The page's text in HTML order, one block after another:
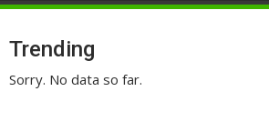
Trending
Sorry. No data so far.